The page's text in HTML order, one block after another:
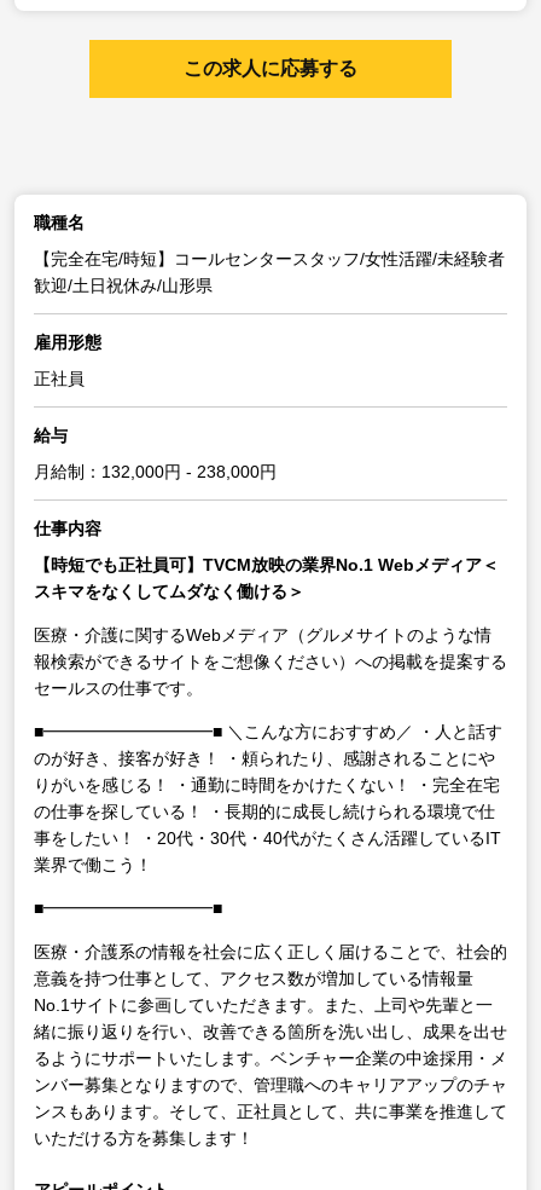
この求人に応募する
職種名
【完全在宅/時短】コールセンタースタッフ/女性活躍/未経験者
歓迎/土日祝休み/山形県
雇用形態
正社員
給与
月給制：132,000円 - 238,000円
仕事内容
【時短でも正社員可】TVCM放映の業界No.1 Webメディア＜
スキマをなくしてムダなく働ける＞
医療・介護に関するWebメディア（グルメサイトのような情
報検索ができるサイトをご想像ください）への掲載を提案する
セールスの仕事です。
■━━━━━━━━━━■ ＼こんな方におすすめ／
・人と話す
のが好き、接客が好き！
・頼られたり、感謝されることにや
りがいを感じる！
・通勤に時間をかけたくない！
・完全在宅
の仕事を探している！
・長期的に成長し続けられる環境で仕
事をしたい！
・20代・30代・40代がたくさん活躍しているIT
業界で働こう！
■━━━━━━━━━━■
医療・介護系の情報を社会に広く正しく届けることで、社会的
意義を持つ仕事として、アクセス数が増加している情報量
No.1サイトに参画していただきます。また、上司や先輩と一
緒に振り返りを行い、改善できる箇所を洗い出し、成果を出せ
るようにサポートいたします。ベンチャー企業の中途採用・メ
ンバー募集となりますので、管理職へのキャリアアップのチャ
ンスもあります。そして、正社員として、共に事業を推進して
いただける方を募集します！